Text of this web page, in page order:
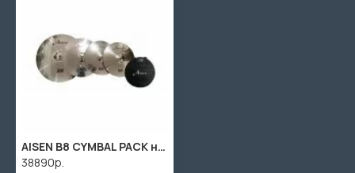
AISEN B8 CYMBAL PACK набор тарелок (14,16,20) + чехол для тарелок
38890р.